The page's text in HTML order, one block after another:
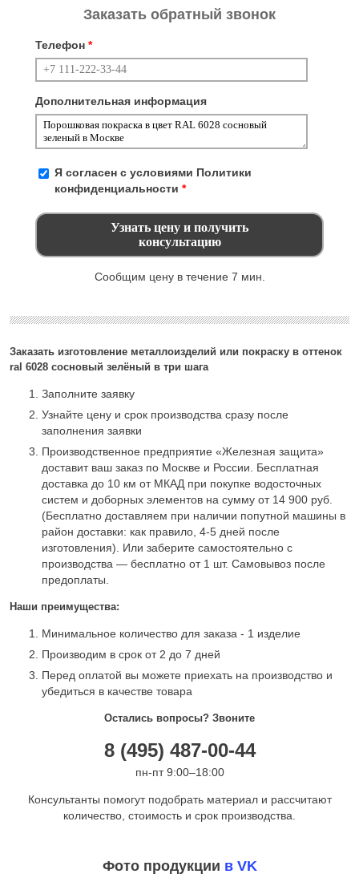
Заказать изготовление металлоизделий или покраску в оттенок
ral 6028 сосновый зелёный в три шага
Заполните заявку
Узнайте цену и срок производства сразу после
заполнения заявки
Производственное предприятие «Железная защита»
доставит ваш заказ по Москве и России. Бесплатная
доставка до 10 км от МКАД при покупке водосточных
систем и доборных элементов на сумму от 14 900 руб.
(Бесплатно доставляем при наличии попутной машины в
район доставки: как правило, 4-5 дней после
изготовления). Или заберите самостоятельно с
производства — бесплатно от 1 шт. Самовывоз после
предоплаты.
Наши преимущества:
Минимальное количество для заказа - 1 изделие
Производим в срок от 2 до 7 дней
Перед оплатой вы можете приехать на производство и
убедиться в качестве товара
Заказать обратный звонок
Телефон *
Дополнительная информация
Я согласен с условиями Политики
конфиденциальности *
Сообщим цену в течение 7 мин.
Остались вопросы? Звоните
8 (495) 487-00-44
пн-пт 9:00–18:00
Консультанты помогут подобрать материал и рассчитают
количество, стоимость и срок производства.
Фото продукции в VK